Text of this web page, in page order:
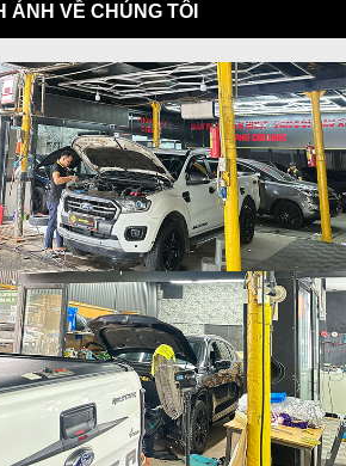
ẢNH VỀ CHÚNG TÔI